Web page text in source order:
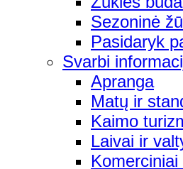
Sezoninė
Pasidaryk
Svarbi
Apranga
Matų ir
Kaimo
Laivai ir